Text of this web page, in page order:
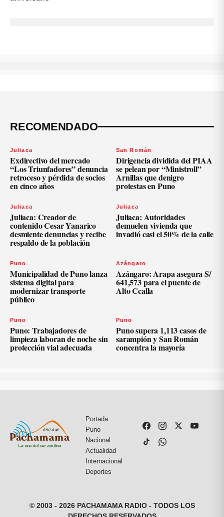
RECOMENDADO
Juliaca
Exdirectivo del mercado
“Los Triunfadores” denuncia
retroceso y pérdida de socios
en cinco años
San Román
Dirigencia dividida del PIAA
se pelean por “Ministroll”
Arnillas que denigro
protestas en Puno
Juliaca
Juliaca: Creador de
contenido Cesar Yanarico
desmiente denuncias y recibe
respaldo de la población
Juliaca
Juliaca: Autoridades
demuelen vivienda que
invadió casi el 50% de la calle
Puno
Municipalidad de Puno lanza
sistema digital para
modernizar transporte
público
Azángaro
Azángaro: Arapa asegura S/
641,573 para el puente de
Alto Ccalla
Puno
Puno: Trabajadores de
limpieza laboran de noche sin
protección vial adecuada
Puno
Puno supera 1,113 casos de
sarampión y San Román
concentra la mayoría
Portada
Puno
Nacional
Actualidad
Internacional
Deportes
© 2003 - 2026 PACHAMAMA RADIO - TODOS LOS